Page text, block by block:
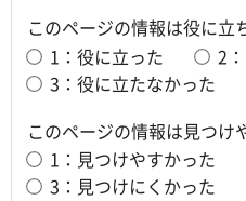
このページの情報は役に立
1：役に立った
2
3：役に立たなかった
このページの情報は見つけ
1：見つけやすかった
3：見つけにくかった